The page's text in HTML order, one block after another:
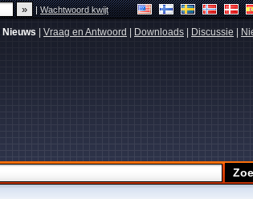
|Wachtwoord kwijt
Nieuws Vraag en Antwoord Downloads Discussie